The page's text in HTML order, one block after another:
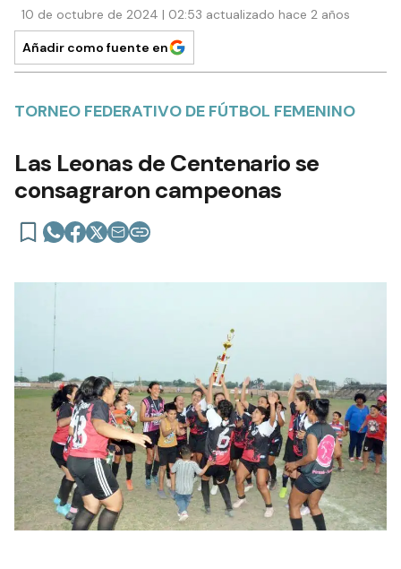
10 de octubre de 2024 | 02:53 actualizado hace 2 años
Añadir como fuente en
TORNEO FEDERATIVO DE FÚTBOL FEMENINO
Las Leonas de Centenario se
consagraron campeonas